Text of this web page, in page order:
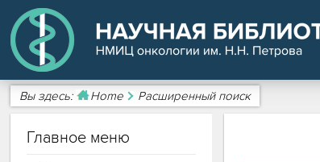
Вы здесь: Home Расширенный поиск
Главное меню